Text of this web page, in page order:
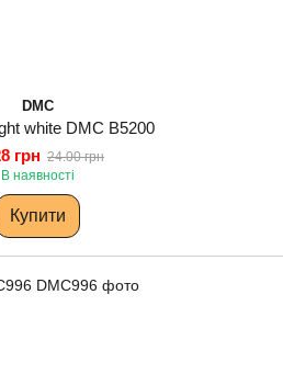
DMC
white DMC B5200
грн 24.00 грн
В наявності
Купити